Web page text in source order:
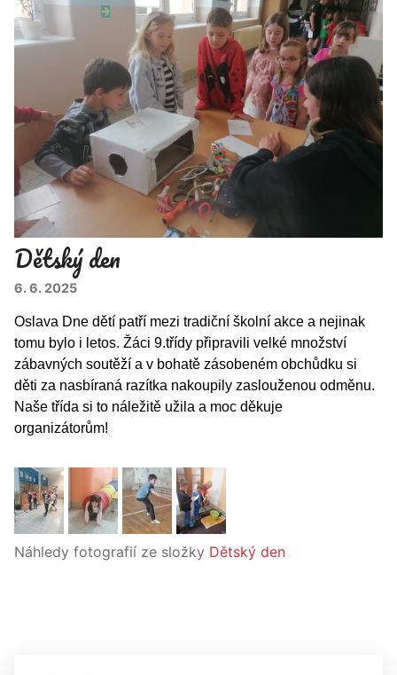
Dětský den
6. 6. 2025
Oslava Dne dětí patří mezi tradiční školní akce a nejinak
tomu bylo i letos. Žáci 9.třídy připravili velké množství
zábavných soutěží a v bohatě zásobeném obchůdku si
děti za nasbíraná razítka nakoupily zaslouženou odměnu.
Naše třída si to náležitě užila a moc děkuje
organizátorům!
Náhledy fotografií ze složky Dětský den